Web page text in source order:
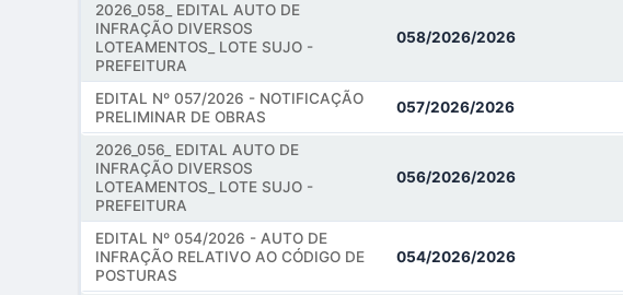
2026_058_ EDITAL AUTO DE
INFRAÇÃO DIVERSOS
LOTEAMENTOS_ LOTE SUJO -
PREFEITURA
058/2026/2026
EDITAL Nº 057/2026 - NOTIFICAÇÃO
PRELIMINAR DE OBRAS
057/2026/2026
2026_056_ EDITAL AUTO DE
INFRAÇÃO DIVERSOS
LOTEAMENTOS_ LOTE SUJO -
PREFEITURA
056/2026/2026
EDITAL Nº 054/2026 - AUTO DE
INFRAÇÃO RELATIVO AO CÓDIGO DE
POSTURAS
054/2026/2026